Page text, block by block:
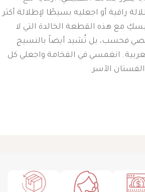
راقية أو اجعليه بسيطًا لإطلالة أكثر
مع هذه القطعة الخالدة التي لا
فحسب، بل تُشيد أيضاً بالنسيج
العربية. انغمسي في الفخامة واجعلي كل
الآسر.